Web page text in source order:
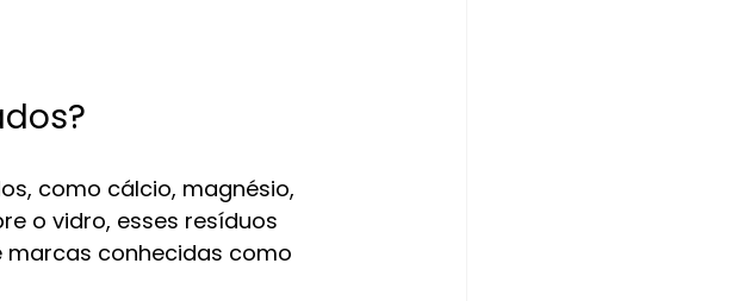
como cálcio, magnésio,
o vidro, esses resíduos
conhecidas como